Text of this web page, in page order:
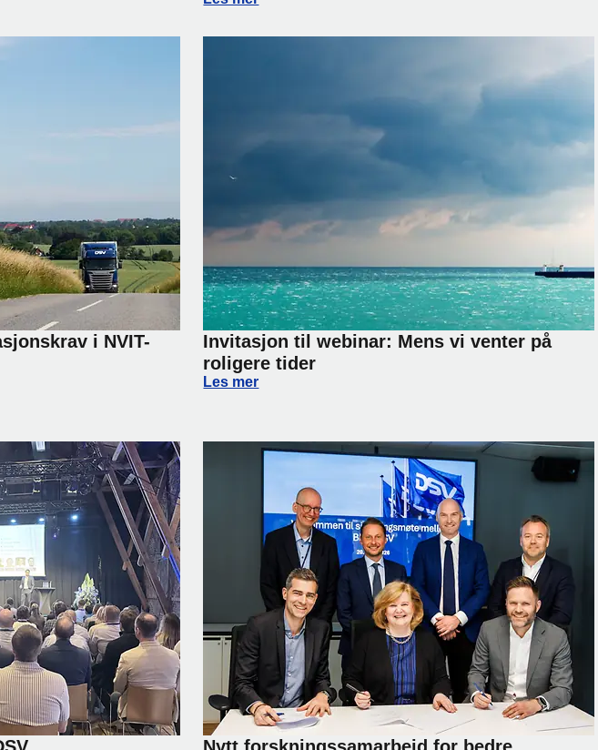
og Italia
i NVIT-
i NVIT-ordningen
Invitasjon til webinar: Mens vi venter på
roligere tider
Invitasjon til webinar: Mens vi venter på roligere tider
Les mer